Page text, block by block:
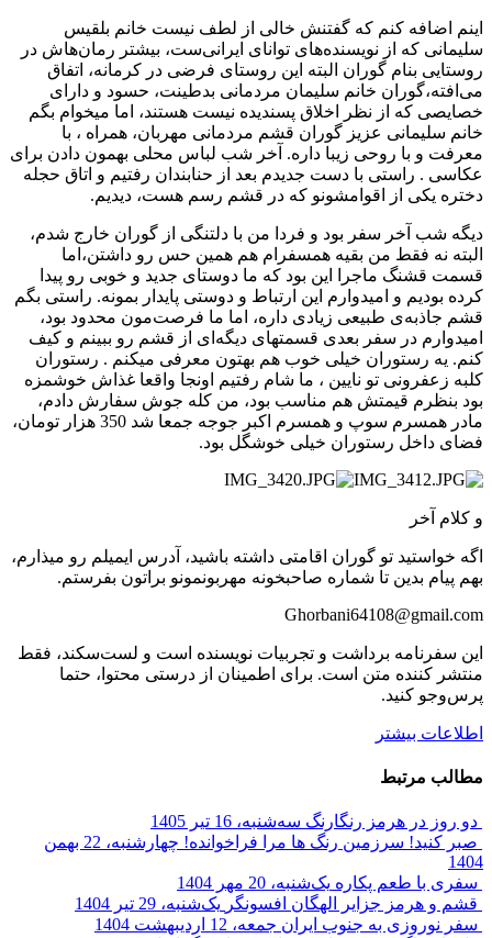
اینم اضافه کنم که گفتنش خالی از لطف نیست خانم بلقیس
سلیمانی که از نویسنده‌های توانای ایرانی‌ست، بیشتر رمان‌هاش در
روستایی بنام گوران البته این روستای فرضی در کرمانه، اتفاق
می‌افته،گوران خانم سلیمان مردمانی بدطینت، حسود و دارای
خصایصی که از نظر اخلاق پسندیده نیست هستند، اما میخوام بگم
خانم سلیمانی عزیز گوران قشم مردمانی مهربان، همراه ، با
معرفت و با روحی زیبا داره. آخر شب لباس محلی بهمون دادن برای
عکاسی . راستی با دست جدیدم بعد از حنا‌بندان رفتیم و اتاق حجله
دختره یکی از اقوامشونو که در قشم رسم هست، دیدیم.
دیگه شب آخر سفر بود و فردا من با دلتنگی از گوران خارج شدم،
البته نه فقط من بقیه همسفرام هم همین حس رو داشتن،اما
قسمت قشنگ ماجرا این بود که ما دوستای جدید و خوبی رو پیدا
کرده بودیم و امیدوارم این ارتباط و دوستی پایدار بمونه. راستی بگم
قشم جاذبه‌ی طبیعی زیادی داره، اما ما فرصت‌مون محدود بود،
امیدوارم در سفر بعدی قسمتهای دیگه‌ای از قشم رو ببینم و کیف
کنم. یه رستوران خیلی خوب هم بهتون معرفی میکنم . رستوران
کلبه زعفرونی تو نایین ، ما شام رفتیم اونجا واقعا غذاش خوشمزه
بود بنظرم قیمتش هم مناسب بود، من کله جوش سفارش دادم،
مادر همسرم سوپ و همسرم اکبر جوجه جمعا شد 350 هزار تومان،
فضای داخل رستوران خیلی خوشگل بود.
و کلام آخر
اگه خواستید تو گوران اقامتی داشته باشید، آدرس ایمیلم رو میذارم،
بهم پیام بدین تا شماره صاحبخونه مهربونمونو براتون بفرستم.
Ghorbani64108@gmail.com
این سفرنامه برداشت و تجربیات نویسنده است و لست‌سکند، فقط
منتشر کننده متن است. برای اطمینان از درستی محتوا، حتما
پرس‌وجو کنید.
اطلاعات بیشتر
مطالب مرتبط
دو روز در هرمز رنگارنگ سه‌شنبه، 16 تیر 1405
صبر کنید! سرزمین رنگ ها مرا فراخوانده!
چهارشنبه، 22 بهمن
1404
سفری با طعم پکاره یک‌شنبه، 20 مهر 1404
قشم و هرمز جزایر الهگان افسونگر یک‌شنبه، 29 تیر 1404
سفر نوروزی به جنوب ایران جمعه، 12 اردیبهشت 1404